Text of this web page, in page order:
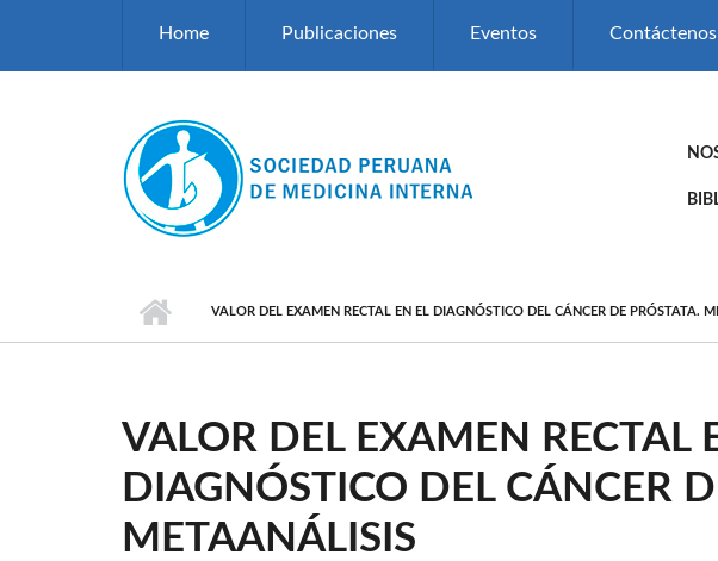
Home Publicaciones Eventos Contáctenos
VALOR DEL EXAMEN RECTAL EN EL DIAGNÓSTICO DEL CÁNCER DE PRÓSTATA.
VALOR DEL EXAMEN RECTAL
DIAGNÓSTICO DEL CÁNCER
METAANÁLISIS